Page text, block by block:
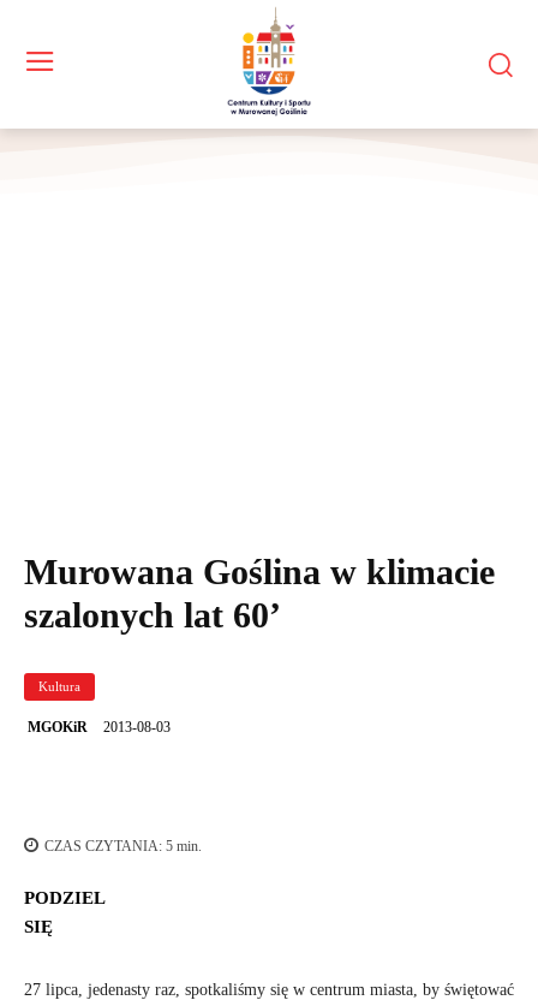
Murowana Goślina w klimacie
szalonych lat 60’
Kultura
MGOKiR 2013-08-03
CZAS CZYTANIA: 5 min.
PODZIEL
SIĘ
27 lipca, jedenasty raz, spotkaliśmy się w centrum miasta, by świętować